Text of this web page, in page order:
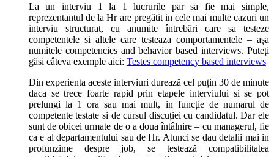
La un interviu 1 la 1 lucrurile par sa fie mai simple,
reprezentantul de la Hr are pregătit in cele mai multe cazuri un
interviu structurat, cu anumite întrebări care sa testeze
competentele si altele care testeaza comportamentele – așa
numitele competencies and behavior based interviews. Puteți
găsi câteva exemple aici: Testes competency based interviews
Din experienta aceste interviuri durează cel puțin 30 de minute
daca se trece foarte rapid prin etapele interviului si se pot
prelungi la 1 ora sau mai mult, in funcție de numarul de
competente testate si de cursul discuției cu candidatul. Dar ele
sunt de obicei urmate de o a doua întâlnire – cu managerul, fie
ca e al departamentului sau de Hr. Atunci se dau detalii mai in
profunzime despre job, se testează compatibilitatea